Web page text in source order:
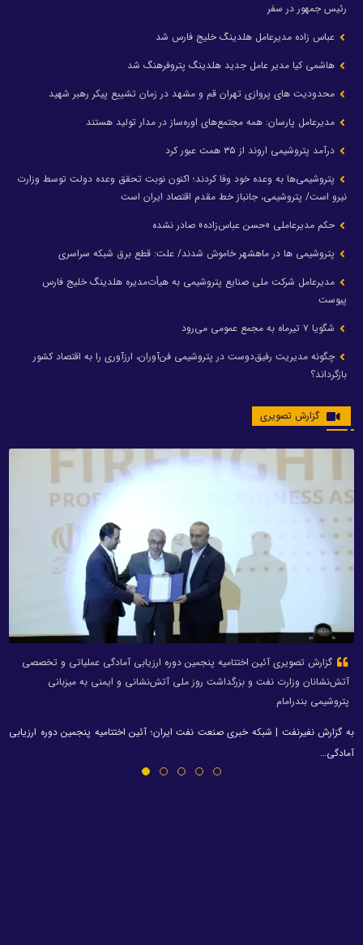
رئیس جمهور در سفر
عباس زاده مدیرعامل هلدینگ خلیج فارس شد
هاشمی کیا مدیر عامل جدید هلدینگ پتروفرهنگ شد
محدودیت های پروازی تهران قم و مشهد در زمان تشییع پیکر رهبر شهید
مدیرعامل پارسان: همه مجتمع‌های اوره‌ساز در مدار تولید هستند
درآمد پتروشیمی اروند از ۳۵ همت عبور کرد
پتروشیمی‌ها به وعده خود وفا کردند؛ اکنون نوبت تحقق وعده دولت توسط وزارت
نیرو است/ پتروشیمی، جانباز خط مقدم اقتصاد ایران است
حکم مدیرعاملی «حسن عباس‌زاده» صادر نشده
پتروشیمی ها در ماهشهر خاموش شدند/ علت: قطع برق شبکه سراسری
مدیرعامل شرکت ملی صنایع پتروشیمی به هیأت‌مدیره هلدینگ خلیج فارس
پیوست
شگویا ۷ تیرماه به مجمع عمومی می‌رود
چگونه مدیریت رفیق‌دوست در پتروشیمی فن‌آوران، ارزآوری را به اقتصاد کشور
بازگرداند؟
گزارش تصویری
گزارش تصویری آئین اختتامیه پنجمین دوره ارزیابی آمادگی عملیاتی و تخصصی
آتش‌نشانان وزارت نفت و بزرگداشت روز ملی آتش‌نشانی و ایمنی به میزبانی
پتروشیمی بندرامام
به گزارش نفیرنفت | شبکه خبری صنعت نفت ایران؛ آئین اختتامیه پنجمین دوره ارزیابی
آمادگی…